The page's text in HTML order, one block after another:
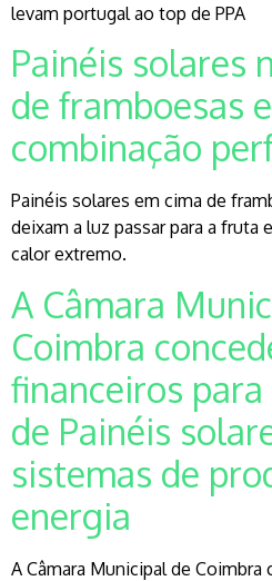
levam portugal ao top de PPA
Painéis solares
de framboesas
combinação
Painéis solares em cima de
deixam a luz passar para a fruta
calor extremo.
A Câmara
Coimbra
financeiros
de Painéis
sistemas de
energia
A Câmara Municipal de